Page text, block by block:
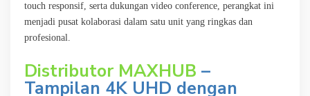
touch responsif, serta dukungan video conference, perangkat ini
menjadi pusat kolaborasi dalam satu unit yang ringkas dan
profesional.
Distributor MAXHUB –
Tampilan 4K UHD dengan